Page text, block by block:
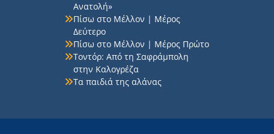
Ανατολή»
Πίσω στο Μέλλον | Μέρος
Δεύτερο
Πίσω στο Μέλλον | Μέρος Πρώτο
Τοντόρ: Από τη Σαφράμπολη
στην Καλογρέζα
Τα παιδιά της αλάνας